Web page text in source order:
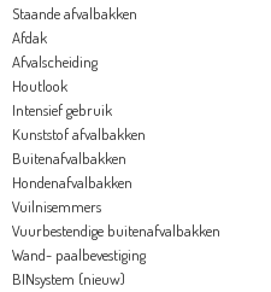
Staande afvalbakken
Afdak
Afvalscheiding
Houtlook
Intensief gebruik
Kunststof afvalbakken
Buitenafvalbakken
Hondenafvalbakken
Vuilnisemmers
Vuurbestendige buitenafvalbakken
Wand- paalbevestiging
BINsystem (nieuw)